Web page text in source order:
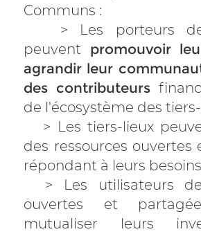
Communs :
> Les porteurs de
peuvent promouvoir
agrandir leur
des contributeurs
de l'écosystème des
> Les tiers-lieux
des ressources ouvertes
répondant à leurs
> Les utilisateurs de
ouvertes et
mutualiser leurs